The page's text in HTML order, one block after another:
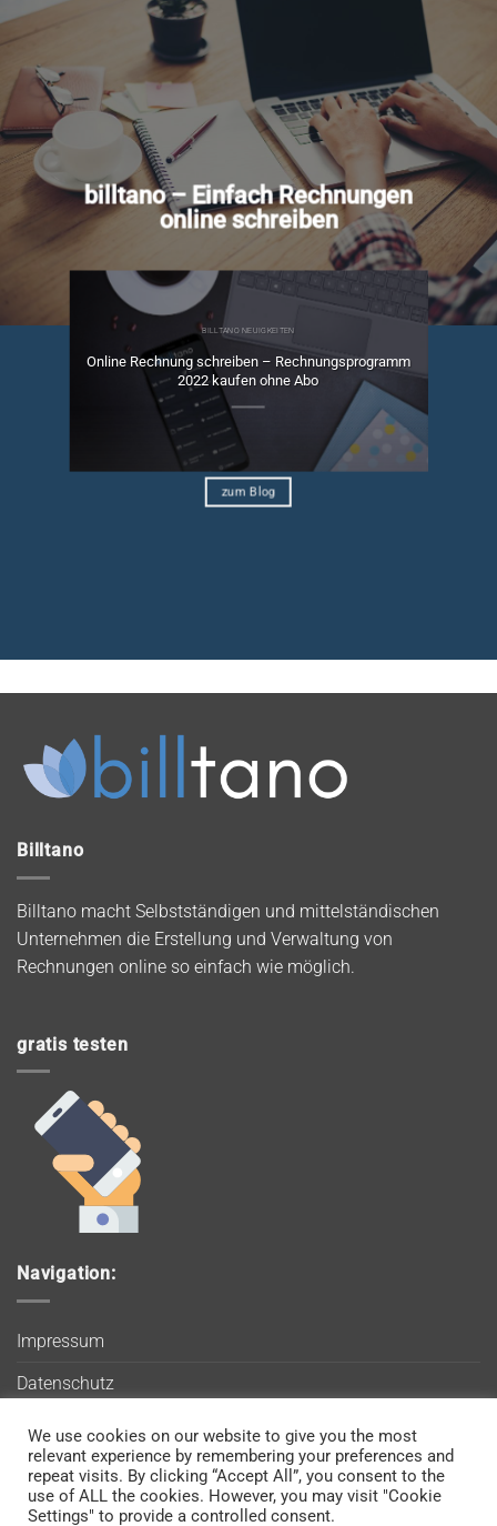
billtano – Einfach Rechnungen
online schreiben
BILLTANO NEUIGKEITEN
Online Rechnung schreiben – Rechnungsprogramm
2022 kaufen ohne Abo
zum Blog
Billtano
Billtano macht Selbstständigen und mittelständischen
Unternehmen die Erstellung und Verwaltung von
Rechnungen online so einfach wie möglich.
gratis testen
Navigation:
Impressum
Datenschutz
AGB
Blog
Kontakt
We use cookies on our website to give you the most
relevant experience by remembering your preferences and
repeat visits. By clicking “Accept All”, you consent to the
use of ALL the cookies. However, you may visit "Cookie
Settings" to provide a controlled consent.
Wir verwenden Cookies, um sicherzustellen, dass Sie auf
unserer Website die bestmögliche Erfahrung machen. Wenn
Sie diese Website weiterhin nutzen, gehen wir davon aus, dass